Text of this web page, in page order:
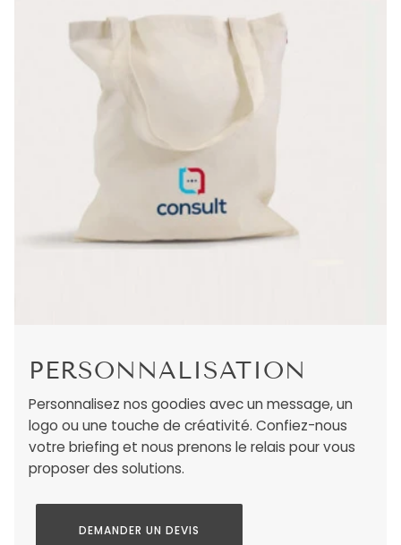
PERSONNALISATION
Personnalisez nos goodies avec un message, un
logo ou une touche de créativité. Confiez-nous
votre briefing et nous prenons le relais pour vous
proposer des solutions.
DEMANDER UN DEVIS